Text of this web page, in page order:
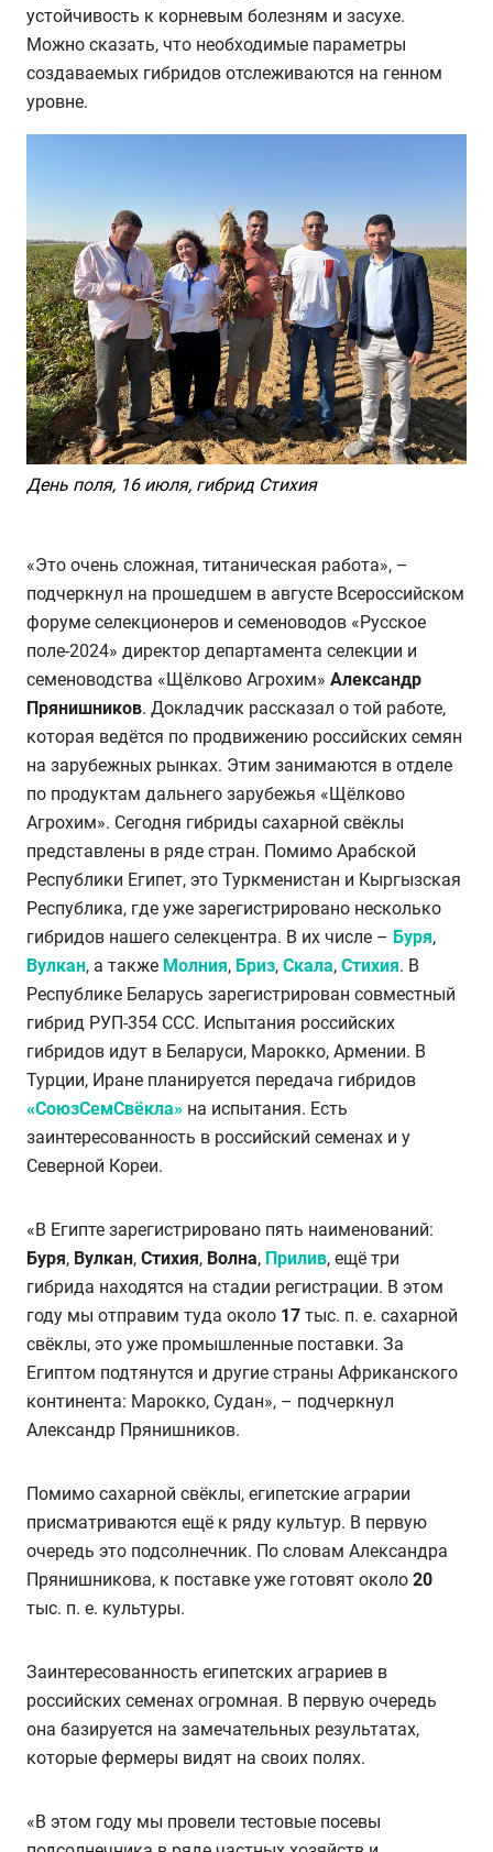
устойчивость к корневым болезням и засухе.
Можно сказать, что необходимые параметры
создаваемых гибридов отслеживаются на генном
уровне.
День поля, 16 июля, гибрид Стихия
«Это очень сложная, титаническая работа», –
подчеркнул на прошедшем в августе Всероссийском
форуме селекционеров и семеноводов «Русское
поле-2024» директор департамента селекции и
семеноводства «Щёлково Агрохим» Александр
Прянишников. Докладчик рассказал о той работе,
которая ведётся по продвижению российских семян
на зарубежных рынках. Этим занимаются в отделе
по продуктам дальнего зарубежья «Щёлково
Агрохим». Сегодня гибриды сахарной свёклы
представлены в ряде стран. Помимо Арабской
Республики Египет, это Туркменистан и Кыргызская
Республика, где уже зарегистрировано несколько
гибридов нашего селекцентра. В их числе – Буря,
Вулкан, а также Молния, Бриз, Скала, Стихия. В
Республике Беларусь зарегистрирован совместный
гибрид РУП-354 ССС. Испытания российских
гибридов идут в Беларуси, Марокко, Армении. В
Турции, Иране планируется передача гибридов
«СоюзСемСвёкла» на испытания. Есть
заинтересованность в российский семенах и у
Северной Кореи.
«В Египте зарегистрировано пять наименований:
Буря, Вулкан, Стихия, Волна, Прилив, ещё три
гибрида находятся на стадии регистрации. В этом
году мы отправим туда около 17 тыс. п. е. сахарной
свёклы, это уже промышленные поставки. За
Египтом подтянутся и другие страны Африканского
континента: Марокко, Судан», – подчеркнул
Александр Прянишников.
Помимо сахарной свёклы, египетские аграрии
присматриваются ещё к ряду культур. В первую
очередь это подсолнечник. По словам Александра
Прянишникова, к поставке уже готовят около 20
тыс. п. е. культуры.
Заинтересованность египетских аграриев в
российских семенах огромная. В первую очередь
она базируется на замечательных результатах,
которые фермеры видят на своих полях.
«В этом году мы провели тестовые посевы